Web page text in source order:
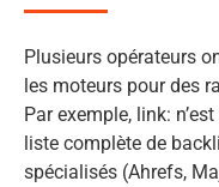
Plusieurs opérateurs
les moteurs pour des
Par exemple, link:
liste complète de
spécialisés (Ahrefs,